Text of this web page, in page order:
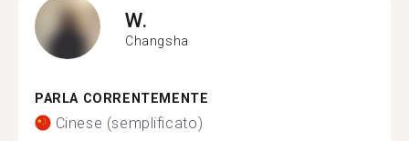
W.
Changsha
PARLA CORRENTEMENTE
Cinese (semplificato)